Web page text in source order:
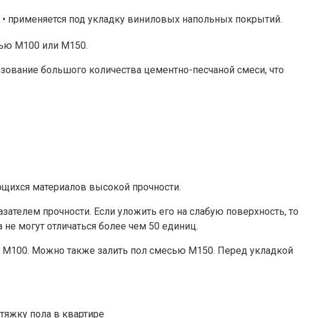
применяется под укладку виниловых напольных покрытий.
М100 или М150.
большого количества цементно-песчаной смеси, что
материалов высокой прочности.
прочности. Если уложить его на слабую поверхность, то
могут отличаться более чем 50 единиц.
Можно также залить пол смесью М150. Перед укладкой